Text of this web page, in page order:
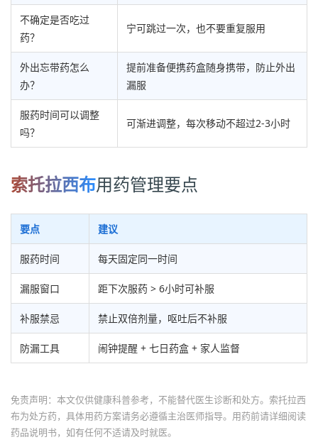
不确定是否吃过
药？
宁可跳过一次，也不要重复服用
外出忘带药怎么
办？
提前准备便携药盒随身携带，防止外出
漏服
服药时间可以调整
吗？
可渐进调整，每次移动不超过2-3小时
索托拉西布用药管理要点
要点 建议
服药时间 每天固定同一时间
漏服窗口 距下次服药 > 6小时可补服
补服禁忌 禁止双倍剂量，呕吐后不补服
防漏工具 闹钟提醒 + 七日药盒 + 家人监督
免责声明：本文仅供健康科普参考，不能替代医生诊断和处方。索托拉西
布为处方药，具体用药方案请务必遵循主治医师指导。用药前请详细阅读
药品说明书，如有任何不适请及时就医。